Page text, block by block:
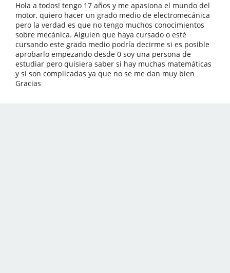
Hola a todos! tengo 17 años y me apasiona el mundo del
motor, quiero hacer un grado medio de electromecánica
pero la verdad es que no tengo muchos conocimientos
sobre mecánica. Alguien que haya cursado o esté
cursando este grado medio podría decirme si es posible
aprobarlo empezando desde 0 soy una persona de
estudiar pero quisiera saber si hay muchas matemáticas
y si son complicadas ya que no se me dan muy bien
Gracias